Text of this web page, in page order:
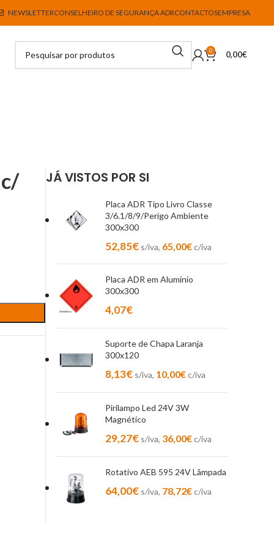
NEWSLETTERCONSELHEIRO DE SEGURANÇA ADRCONTACTOSEMPRESA
0 0,00€
JÁ VISTOS POR SI
Placa ADR Tipo Livro Classe
3/6.1/8/9/Perigo Ambiente
300x300
52,85€ s/iva, 65,00€c/iva
Placa ADR em Alumínio
300x300
4,07€
Suporte de Chapa Laranja
300x120
8,13€ s/iva, 10,00€c/iva
Pirilampo Led 24V 3W
Magnético
29,27€ s/iva, 36,00€c/iva
Rotativo AEB 595 24V Lâmpada
64,00€ s/iva, 78,72€c/iva